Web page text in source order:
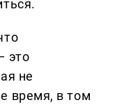
это
не
время, в том